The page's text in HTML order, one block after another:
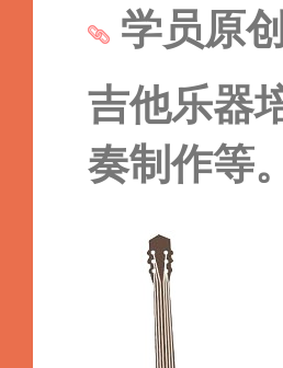
学员原
吉他乐器
奏制作等。